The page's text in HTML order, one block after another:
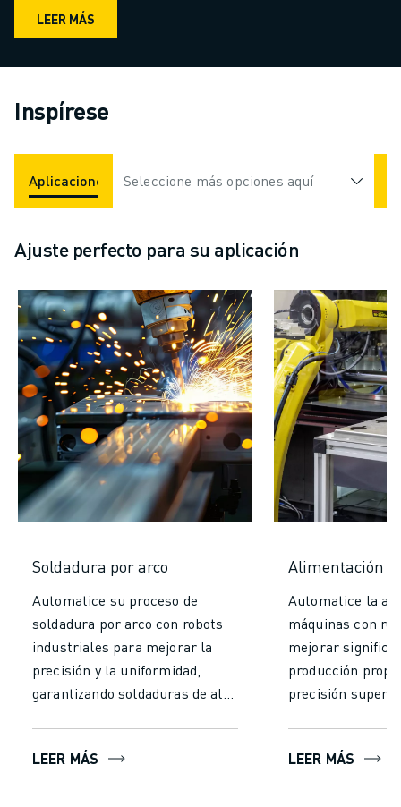
LEER MÁS
Inspírese
Aplicaciones Industrias
Seleccione más opciones aquí
Ajuste perfecto para su aplicación
Soldadura por arco
Automatice su proceso de
soldadura por arco con robots
industriales para mejorar la
precisión y la uniformidad,
garantizando soldaduras de alta
continuamente sin fatiga y
LEER MÁS
Alimentación
Automatice la
máquinas con
mejorar
producción
precisión
manual.
LEER MÁS